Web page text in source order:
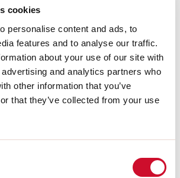
cookies
personalise content and ads, to
features and to analyse our traffic.
about your use of our site with
and analytics partners who
other information that you’ve
that they’ve collected from your use
DEM KATALOG